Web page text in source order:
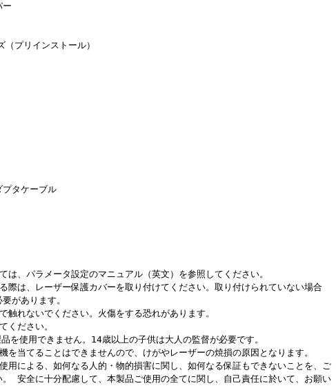
ー
プリインストール）
プタケーブル
は、パラメータ設定のマニュアル（英文）を参照してください。
際は、レーザー保護カバーを取り付けてください。取り付けられていない場合
があります。
触れないでください。火傷をする恐れがあります。
ください。
を使用できません。14歳以上の子供は大人の監督が必要です。
を当てることはできませんので、けがやレーザーの焼損の原因となります。
用による、如何なる人的・物的損害に関し、如何なる保証もできないことを、ご
安全に十分配慮して、本製品ご使用の全てに関し、自己責任に於いて、お願い